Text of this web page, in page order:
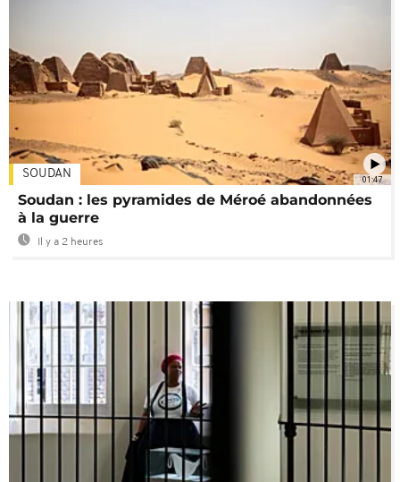
01:47
SOUDAN
Soudan : les pyramides de Méroé abandonnées
à la guerre
Il y a 2 heures